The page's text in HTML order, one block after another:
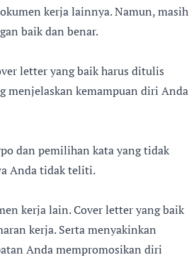
kerja lainnya. Namun, masih
baik dan benar.
letter yang baik harus ditulis
menjelaskan kemampuan diri Anda
dan pemilihan kata yang tidak
Anda tidak teliti.
kerja lain. Cover letter yang baik
kerja. Serta menyakinkan
Anda mempromosikan diri